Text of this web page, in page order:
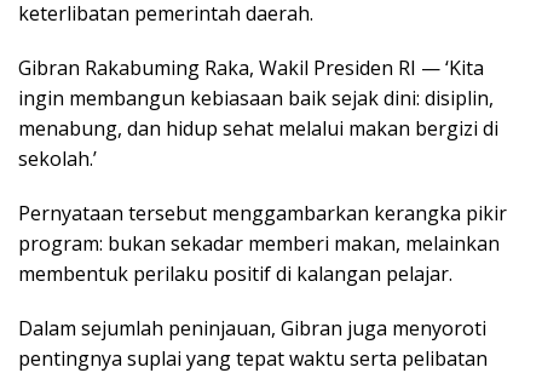
keterlibatan pemerintah daerah.
Gibran Rakabuming Raka, Wakil Presiden RI — ‘Kita
ingin membangun kebiasaan baik sejak dini: disiplin,
menabung, dan hidup sehat melalui makan bergizi di
sekolah.’
Pernyataan tersebut menggambarkan kerangka pikir
program: bukan sekadar memberi makan, melainkan
membentuk perilaku positif di kalangan pelajar.
Dalam sejumlah peninjauan, Gibran juga menyoroti
pentingnya suplai yang tepat waktu serta pelibatan